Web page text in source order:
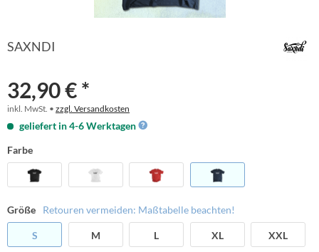
SAXNDI
32,90 € *
inkl. MwSt. • zzgl. Versandkosten
geliefert in 4-6 Werktagen
Farbe
Größe Retouren vermeiden: Maßtabelle beachten!
S M L XL XXL